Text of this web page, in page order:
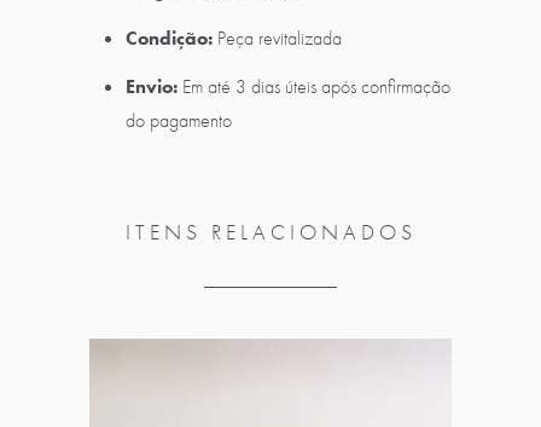
Condição: Peça revitalizada
Envio: Em até 3 dias úteis após confirmação
do pagamento
ITENS RELACIONADOS